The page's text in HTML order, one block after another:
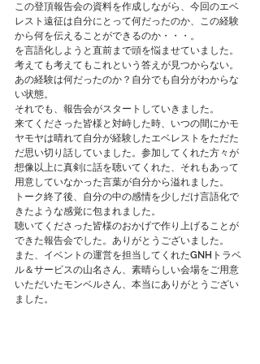
この登頂報告会の資料を作成しながら、今回のエベ
レスト遠征は自分にとって何だったのか、この経験
から何を伝えることができるのか・・・。
を言語化しようと直前まで頭を悩ませていました。
考えても考えてもこれという答えが見つからない。
あの経験は何だったのか？自分でも自分がわからな
い状態。
それでも、報告会がスタートしていきました。
来てくださった皆様と対峙した時、いつの間にかモ
ヤモヤは晴れて自分が経験したエベレストをただた
だ思い切り話していました。参加してくれた方々が
想像以上に真剣に話を聴いてくれた、それもあって
用意していなかった言葉が自分から溢れました。
トーク終了後、自分の中の感情を少しだけ言語化で
きたような感覚に包まれました。
聴いてくださった皆様のおかげで作り上げることが
できた報告会でした。ありがとうございました。
また、イベントの運営を担当してくれたGNHトラベ
ル＆サービスの山名さん、素晴らしい会場をご用意
いただいたモンベルさん、本当にありがとうござい
ました。